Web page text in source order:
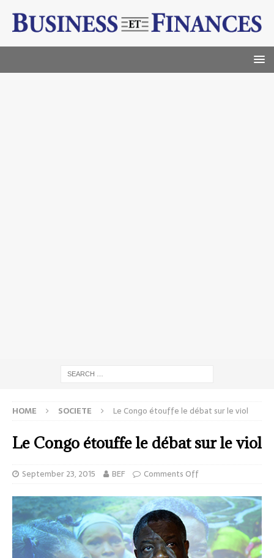
HOME SOCIETE Le Congo étouffe le débat sur le viol
Le Congo étouffe le débat sur le viol
September 23, 2015 BEF Comments Off